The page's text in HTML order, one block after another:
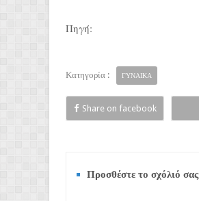
Πηγή:
Κατηγορία : ΓΥΝΑΙΚΑ
Share on facebook
Προσθέστε το σχόλιό σας